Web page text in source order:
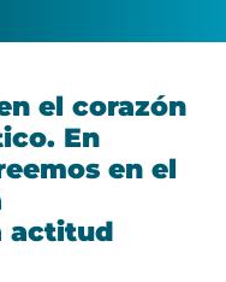
el corazón
En
en el
actitud